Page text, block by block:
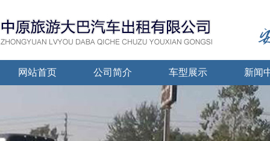
网站首页 公司简介 车型展示 新闻